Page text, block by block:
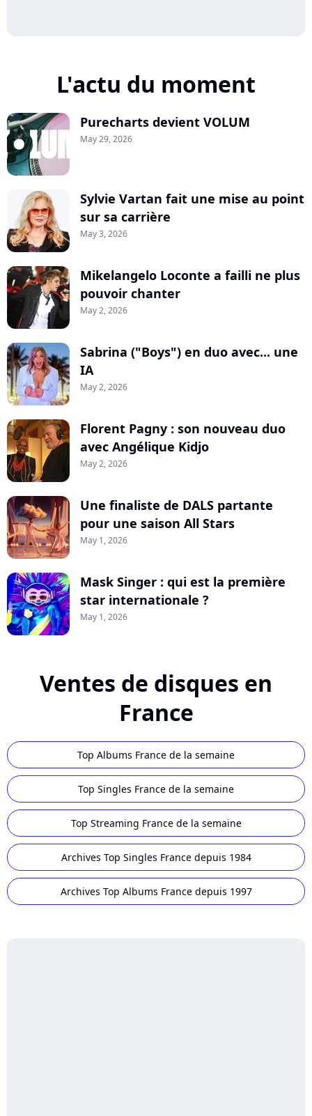
L'actu du moment
Purecharts devient VOLUM
May 29, 2026
Sylvie Vartan fait une mise au point
sur sa carrière
May 3, 2026
Mikelangelo Loconte a failli ne plus
pouvoir chanter
May 2, 2026
Sabrina ("Boys") en duo avec... une
IA
May 2, 2026
Florent Pagny : son nouveau duo
avec Angélique Kidjo
May 2, 2026
Une finaliste de DALS partante
pour une saison All Stars
May 1, 2026
Mask Singer : qui est la première
star internationale ?
May 1, 2026
Ventes de disques en
France
Top Albums France de la semaine
Top Singles France de la semaine
Top Streaming France de la semaine
Archives Top Singles France depuis 1984
Archives Top Albums France depuis 1997